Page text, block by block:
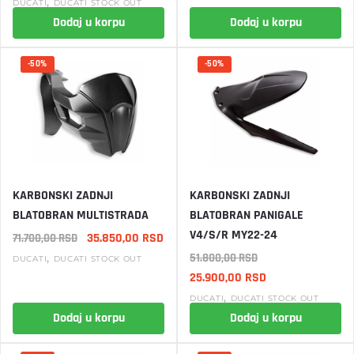
DUCATI DUCATI STOCK OUT
bila:
91.640,00 RSD.
je:
45.820,00 RSD.
Dodaj u korpu
20.230,00 RSD.
Dodaj u korpu
-50%
DUCATI, DUCATI STOCK OUT
KARBONSKI ZADNJI
BLATOBRAN MULTISTRADA
71.700,00RSD
Originalna
cena
71.700,00 RSD.
35.850,00 RSD Trenutna
35.850,00 RSD.
Dodaj u korpu
-50%
DUCATI, DUCATI STOCK OUT
KARBONSKI ZADNJI
BLATOBRAN PANIGALE
V4/S/R MY22-24
51.800,00RSD
Originalna
cena
bila:
25.900,00 RSD
cena
je:
25.900,00 RSD.
Dodaj u korpu